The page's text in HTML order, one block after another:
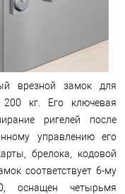
врезной замок для
кг. Его ключевая
ригелей после
управлению его
брелока, кодовой
соответствует 6-му
оснащен четырьмя